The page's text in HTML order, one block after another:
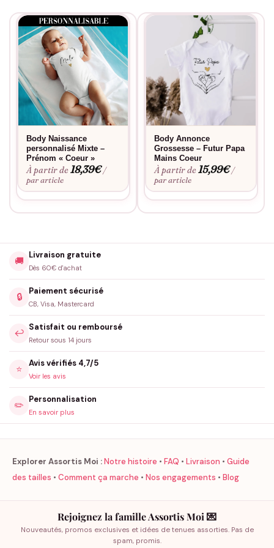
Body Naissance
personnalisé Mixte –
Prénom « Coeur »
À partir de18,39€ /
par article
Body Annonce
Grossesse – Futur Papa
Mains Coeur
À partir de15,99€ /
par article
🚚
Livraison gratuite
Dès 60€ d'achat
🔒
Paiement sécurisé
CB, Visa, Mastercard
↩️
Satisfait ou remboursé
Retour sous 14 jours
⭐
Avis vérifiés 4,7/5
Voir les avis
✏️
Personnalisation
En savoir plus
Explorer Assortis Moi :Notre histoire • FAQ • Livraison • Guide
des tailles • Comment ça marche • Nos engagements • Blog
Rejoignez la famille Assortis Moi 💌
Nouveautés, promos exclusives et idées de tenues assorties. Pas de
spam, promis.